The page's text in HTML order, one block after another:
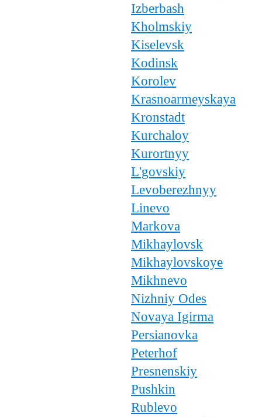
Izberbash
Kholmskiy
Kiselevsk
Kodinsk
Korolev
Krasnoarmeyskaya
Kronstadt
Kurchaloy
Kurortnyy
L'govskiy
Levoberezhnyy
Linevo
Markova
Mikhaylovsk
Mikhaylovskoye
Mikhnevo
Nizhniy Odes
Novaya Igirma
Persianovka
Peterhof
Presnenskiy
Pushkin
Rublevo